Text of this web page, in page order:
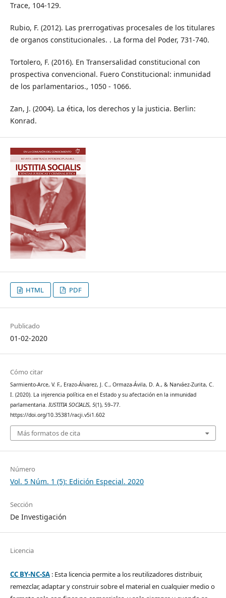
Trace, 104-129.
Rubio, F. (2012). Las prerrogativas procesales de los titulares
de organos constitucionales. . La forma del Poder, 731-740.
Tortolero, F. (2016). En Transersalidad constitucional con
prospectiva convencional. Fuero Constitucional: inmunidad
de los parlamentarios., 1050 - 1066.
Zan, J. (2004). La ética, los derechos y la justicia. Berlin:
Konrad.
HTML PDF
Publicado
01-02-2020
Cómo citar
Sarmiento-Arce, V. F., Erazo-Álvarez, J. C., Ormaza-Ávila, D. A., & Narváez-Zurita, C.
I. (2020). La injerencia política en el Estado y su afectación en la inmunidad
parlamentaria. IUSTITIA SOCIALIS, 5(1), 59–77.
https://doi.org/10.35381/racji.v5i1.602
Más formatos de cita
Número
Vol. 5 Núm. 1 (5): Edición Especial. 2020
Sección
De Investigación
Licencia
CC BY-NC-SA: Esta licencia permite a los reutilizadores distribuir,
remezclar, adaptar y construir sobre el material en cualquier medio o